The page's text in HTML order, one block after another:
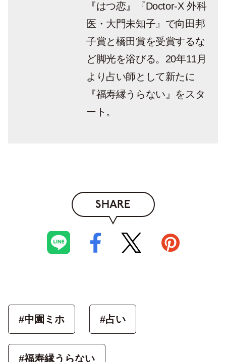
『はつ恋』『Doctor-X 外科
医・大門未知子』で向田邦
子賞と橋田賞を受賞するな
ど脚光を浴びる。20年11月
より占い師として新たに
『福寿縁うらない』をスタ
ート。
SHARE
#中園ミホ #占い
#福寿縁うらない